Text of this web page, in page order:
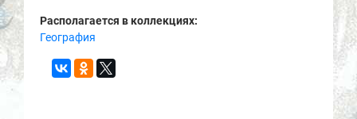
Располагается в коллекциях:
География